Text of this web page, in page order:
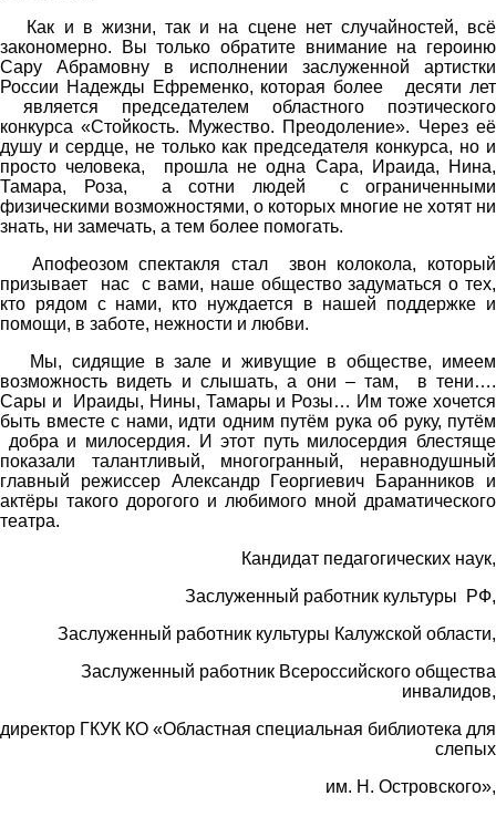
Как и в жизни, так и на сцене нет случайностей, всё
закономерно. Вы только обратите внимание на героиню
Сару Абрамовну в исполнении заслуженной артистки
России Надежды Ефременко, которая более десяти лет
является председателем областного поэтического
конкурса «Стойкость. Мужество. Преодоление». Через её
душу и сердце, не только как председателя конкурса, но и
просто человека, прошла не одна Сара, Ираида, Нина,
Тамара, Роза, а сотни людей с ограниченными
физическими возможностями, о которых многие не хотят ни
знать, ни замечать, а тем более помогать.
Апофеозом спектакля стал звон колокола, который
призывает нас с вами, наше общество задуматься о тех,
кто рядом с нами, кто нуждается в нашей поддержке и
помощи, в заботе, нежности и любви.
Мы, сидящие в зале и живущие в обществе, имеем
возможность видеть и слышать, а они – там, в тени….
Сары и Ираиды, Нины, Тамары и Розы… Им тоже хочется
быть вместе с нами, идти одним путём рука об руку, путём
добра и милосердия. И этот путь милосердия блестяще
показали талантливый, многогранный, неравнодушный
главный режиссер Александр Георгиевич Баранников и
актёры такого дорогого и любимого мной драматического
театра.
Кандидат педагогических наук,
Заслуженный работник культуры РФ,
Заслуженный работник культуры Калужской области,
Заслуженный работник Всероссийского общества
инвалидов,
директор ГКУК КО «Областная специальная библиотека для
слепых
им. Н. Островского»,